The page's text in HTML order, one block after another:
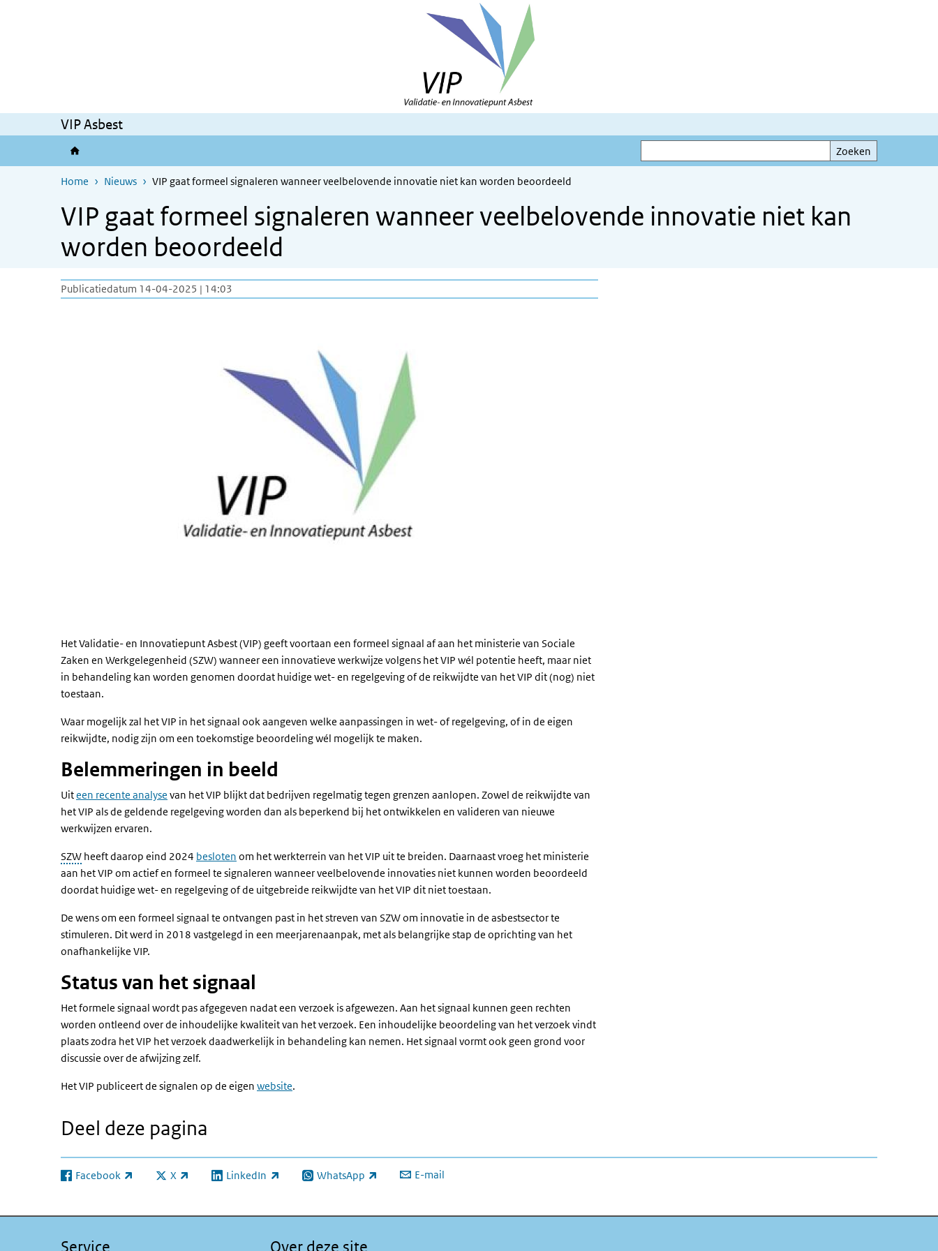
VIP Asbest
Zoeken
Zoeken
Home Nieuws VIP gaat formeel signaleren wanneer veelbelovende innovatie niet kan worden beoordeeld
VIP gaat formeel signaleren wanneer veelbelovende innovatie niet kan
worden beoordeeld
Publicatiedatum 14-04-2025 | 14:03
Het Validatie- en Innovatiepunt Asbest (VIP) geeft voortaan een formeel signaal af aan het ministerie van Sociale
Zaken en Werkgelegenheid (SZW) wanneer een innovatieve werkwijze volgens het VIP wél potentie heeft, maar niet
in behandeling kan worden genomen doordat huidige wet- en regelgeving of de reikwijdte van het VIP dit (nog) niet
toestaan.
Waar mogelijk zal het VIP in het signaal ook aangeven welke aanpassingen in wet- of regelgeving, of in de eigen
reikwijdte, nodig zijn om een toekomstige beoordeling wél mogelijk te maken.
Belemmeringen in beeld
Uiteen recente analyse van het VIP blijkt dat bedrijven regelmatig tegen grenzen aanlopen. Zowel de reikwijdte van
het VIP als de geldende regelgeving worden dan als beperkend bij het ontwikkelen en valideren van nieuwe
werkwijzen ervaren.
SZW heeft daarop eind 2024 besloten om het werkterrein van het VIP uit te breiden. Daarnaast vroeg het ministerie
aan het VIP om actief en formeel te signaleren wanneer veelbelovende innovaties niet kunnen worden beoordeeld
doordat huidige wet- en regelgeving of de uitgebreide reikwijdte van het VIP dit niet toestaan.
De wens om een formeel signaal te ontvangen past in het streven van SZW om innovatie in de asbestsector te
stimuleren. Dit werd in 2018 vastgelegd in een meerjarenaanpak, met als belangrijke stap de oprichting van het
onafhankelijke VIP.
Status van het signaal
Het formele signaal wordt pas afgegeven nadat een verzoek is afgewezen. Aan het signaal kunnen geen rechten
worden ontleend over de inhoudelijke kwaliteit van het verzoek. Een inhoudelijke beoordeling van het verzoek vindt
plaats zodra het VIP het verzoek daadwerkelijk in behandeling kan nemen. Het signaal vormt ook geen grond voor
discussie over de afwijzing zelf.
Het VIP publiceert de signalen op de eigen website.
Deel deze pagina
Facebook
(externe link) X
(externe link) LinkedIn
(externe link) WhatsApp
(externe link) E-mail
Service Over deze site